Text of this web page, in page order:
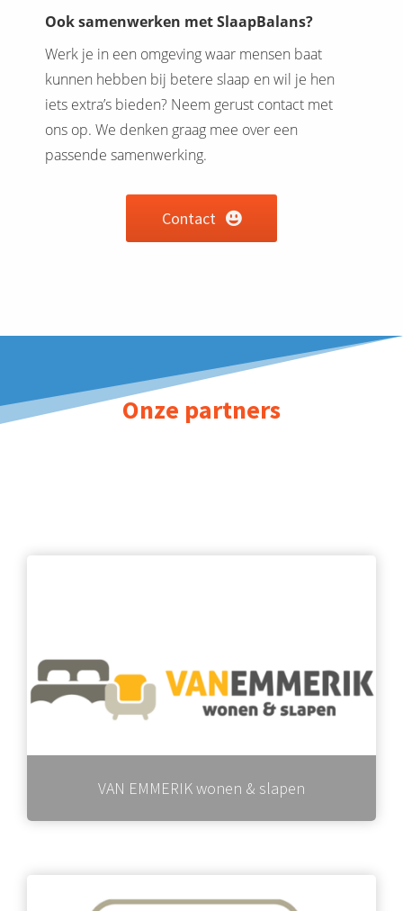
Ook samenwerken met SlaapBalans?
Werk je in een omgeving waar mensen baat
kunnen hebben bij betere slaap en wil je hen
iets extra’s bieden? Neem gerust contact met
ons op. We denken graag mee over een
passende samenwerking.
Contact
Onze partners
VAN EMMERIK wonen & slapen